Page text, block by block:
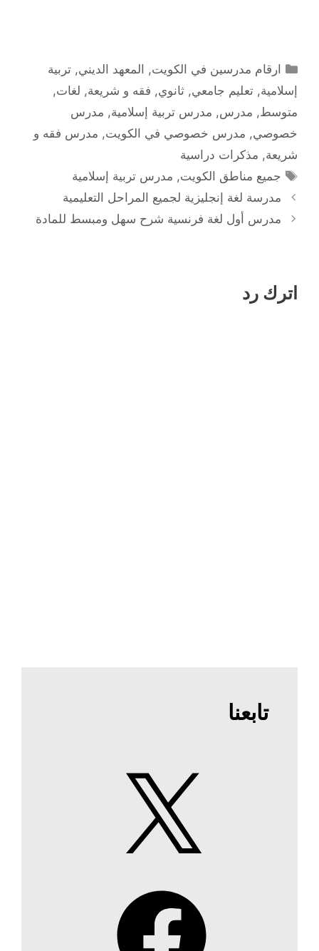
التصنيفات
ارقام مدرسين في الكويت, المعهد الديني,تربية
إسلامية, تعليم جامعي, ثانوي, فقه و شريعة, لغات,
متوسط, مدرس, مدرس تربية إسلامية, مدرس
خصوصي, مدرس خصوصي في الكويت, مدرس فقه و
شريعة, مذكرات دراسية
الوسوم
جميع مناطق الكويت, مدرس تربية إسلامية
مدرسة لغة إنجليزية لجميع المراحل التعليمية
مدرس أول لغة فرنسية شرح سهل ومبسط للمادة
اترك رد
تابعنا
Facebook